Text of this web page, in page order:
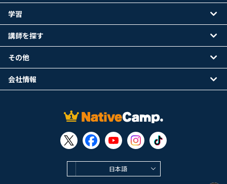
日本語
学習
講師を探す
その他
会社情報